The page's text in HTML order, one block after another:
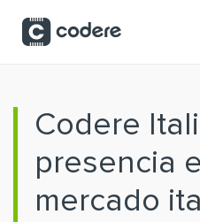
Codere
presencia
mercado